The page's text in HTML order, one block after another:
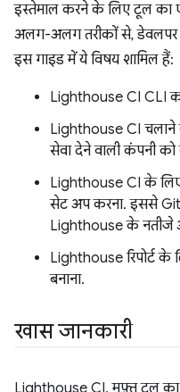
इस्तेमाल करने के लिए टूल
अलग-अलग तरीकों से, डेवलपर
इस गाइड में ये विषय शामिल हैं:
Lighthouse CI CLI
Lighthouse CI चलाने
सेवा देने वाली कंपनी को
Lighthouse CI के
सेट अप करना. इससे
Lighthouse के
Lighthouse रिपोर्ट के
बनाना.
खास जानकारी
Lighthouse CI, मुफ़्त टूल का